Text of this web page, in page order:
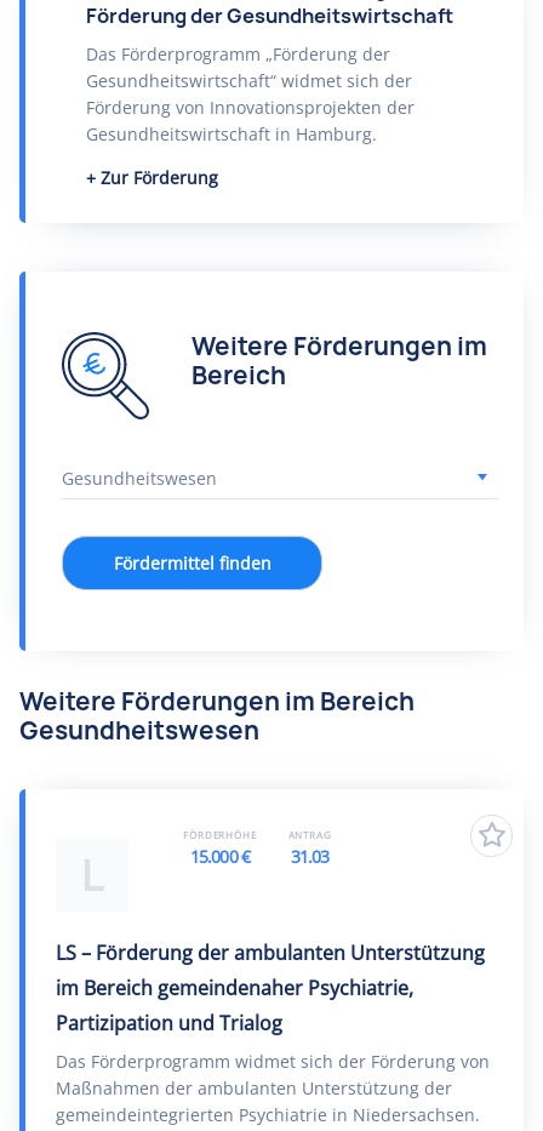
Förderung der Gesundheitswirtschaft
Das Förderprogramm „Förderung der
Gesundheitswirtschaft“ widmet sich der
Förderung von Innovationsprojekten der
Gesundheitswirtschaft in Hamburg.
Zur Förderung
Weitere Förderungen im
Bereich
Fördermittel finden
Weitere Förderungen im Bereich
Gesundheitswesen
L
LS – Förderung der ambulanten Unterstützung
im Bereich gemeindenaher Psychiatrie,
Partizipation und Trialog
Das Förderprogramm widmet sich der Förderung von
Maßnahmen der ambulanten Unterstützung der
gemeindeintegrierten Psychiatrie in Niedersachsen.
FÖRDERHÖHE
15.000 €
ANTRAG
31.03